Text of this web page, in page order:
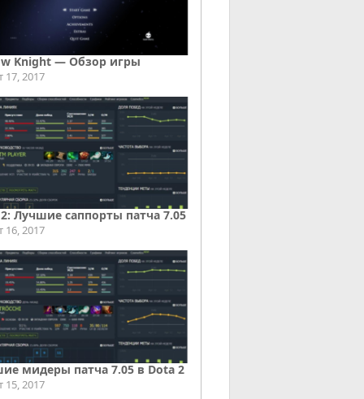
Knight — Обзор игры
17, 2017
Лучшие саппорты патча 7.05
16, 2017
мидеры патча 7.05 в Dota 2
15, 2017